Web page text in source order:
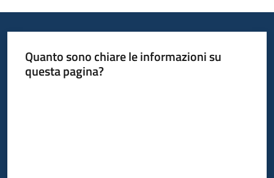
Quanto sono chiare le informazioni su
questa pagina?